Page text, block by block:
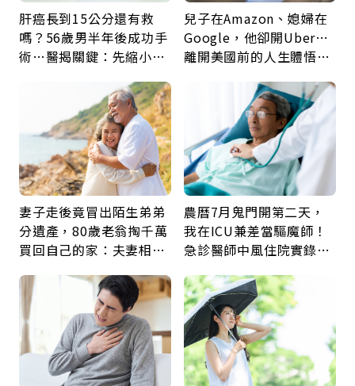
肝癌長到15公分還有救
嗎？56歲男半年後成功手
術…醫揭關鍵：先縮小腫
兒子在Amazon、媳婦在
Google，他卻開Uber…
離開美國前的人生體悟：
妻子走後竟冒出陌生弟弟
分遺產，80歲老翁掏千萬
買回自己的家：夫妻相守
農曆7月鬼門開第二天，
我在ICU兼差當驅魔師！
急診醫師中風住院實錄：